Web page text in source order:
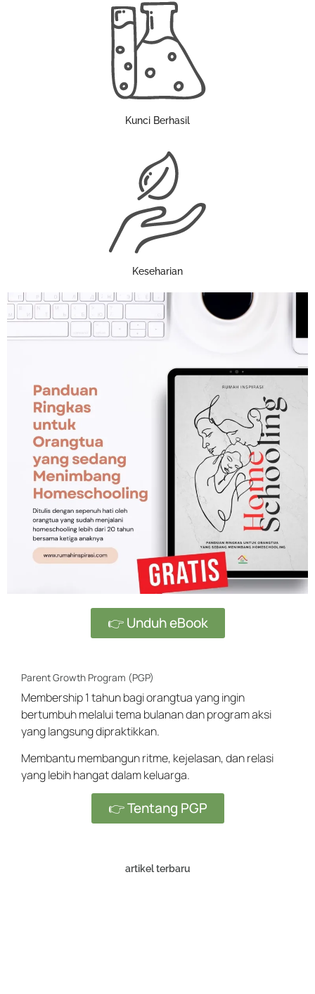
Kunci Berhasil
Keseharian
👉 Unduh eBook
Parent Growth Program (PGP)
Membership 1 tahun bagi orangtua yang ingin
bertumbuh melalui tema bulanan dan program aksi
yang langsung dipraktikkan.
Membantu membangun ritme, kejelasan, dan relasi
yang lebih hangat dalam keluarga.
👉 Tentang PGP
artikel terbaru